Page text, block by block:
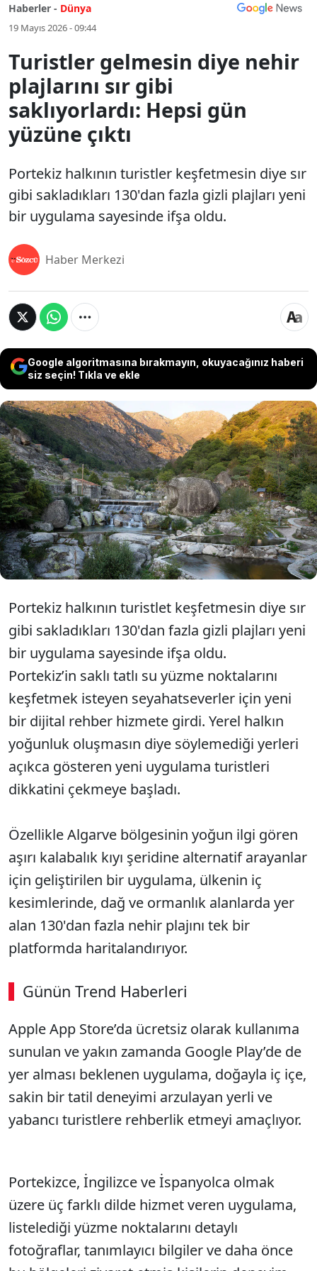
Haberler - Dünya
19 Mayıs 2026 - 09:44
Turistler gelmesin diye nehir
plajlarını sır gibi
saklıyorlardı: Hepsi gün
yüzüne çıktı
Portekiz halkının turistler keşfetmesin diye sır
gibi sakladıkları 130'dan fazla gizli plajları yeni
bir uygulama sayesinde ifşa oldu.
Haber Merkezi
Google algoritmasına bırakmayın, okuyacağınız haberi
siz seçin! Tıkla ve ekle
Portekiz halkının turistler keşfetmesin
diye sır gibi sakladıkları 130'dan fazla
gizli plajları yeni bir uygulama sayesinde
ifşa oldu.
Portekiz halkının turistlet keşfetmesin diye sır
gibi sakladıkları 130'dan fazla gizli plajları yeni
bir uygulama sayesinde ifşa oldu.
Portekiz’in saklı tatlı su yüzme noktalarını
keşfetmek isteyen seyahatseverler için yeni
bir dijital rehber hizmete girdi. Yerel halkın
yoğunluk oluşmasın diye söylemediği yerleri
açıkca gösteren yeni uygulama turistleri
dikkatini çekmeye başladı.
Özellikle Algarve bölgesinin yoğun ilgi gören
aşırı kalabalık kıyı şeridine alternatif arayanlar
için geliştirilen bir uygulama, ülkenin iç
kesimlerinde, dağ ve ormanlık alanlarda yer
alan 130'dan fazla nehir plajını tek bir
platformda haritalandırıyor.
Günün Trend Haberleri
Apple App Store’da ücretsiz olarak kullanıma
sunulan ve yakın zamanda Google Play’de de
yer alması beklenen uygulama, doğayla iç içe,
sakin bir tatil deneyimi arzulayan yerli ve
yabancı turistlere rehberlik etmeyi amaçlıyor.
Portekizce, İngilizce ve İspanyolca olmak
üzere üç farklı dilde hizmet veren uygulama,
listelediği yüzme noktalarını detaylı
fotoğraflar, tanımlayıcı bilgiler ve daha önce